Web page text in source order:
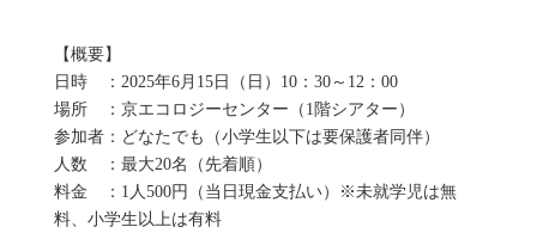
【概要】
日時 ：2025年6月15日（日）10：30～12：00
場所 ：京エコロジーセンター（1階シアター）
参加者：どなたでも（小学生以下は要保護者同伴）
人数 ：最大20名（先着順）
料金 ：1人500円（当日現金支払い）※未就学児は無
料、小学生以上は有料